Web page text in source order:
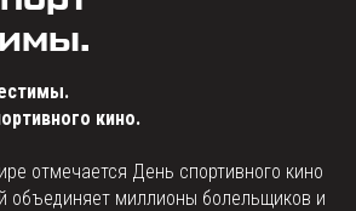
кино.
отмечается День спортивного кино
объединяет миллионы болельщиков и